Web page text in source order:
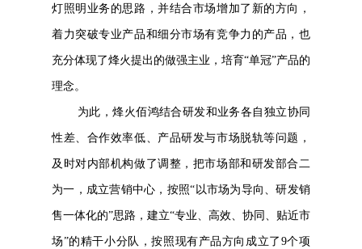
灯照明业务的思路，并结合市场增加了新的方向，
着力突破专业产品和细分市场有竞争力的产品，也
充分体现了烽火提出的做强主业，培育“单冠”产品的
理念。
为此，烽火佰鸿结合研发和业务各自独立协同
性差、合作效率低、产品研发与市场脱轨等问题，
及时对内部机构做了调整，把市场部和研发部合二
为一，成立营销中心，按照“以市场为导向、研发销
售一体化的”思路，建立“专业、高效、协同、贴近市
场”的精干小分队，按照现有产品方向成立了9个项